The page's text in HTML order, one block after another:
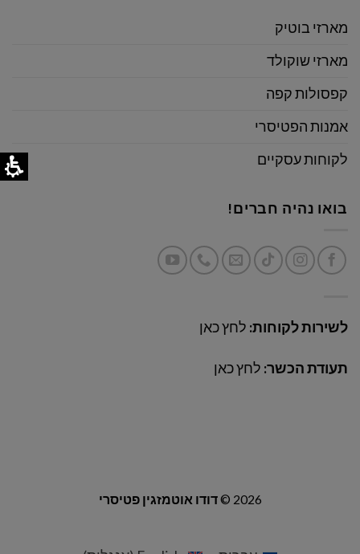
מארזי בוטיק
מארזי שוקולד
קפסולות קפה
אמנות הפטיסרי
לקוחות עסקיים
בואו נהיה חברים!
לשירות לקוחות: לחץ כאן
תעודת הכשר: לחץ כאן
2026 © דודו אוטמזגין פטיסרי